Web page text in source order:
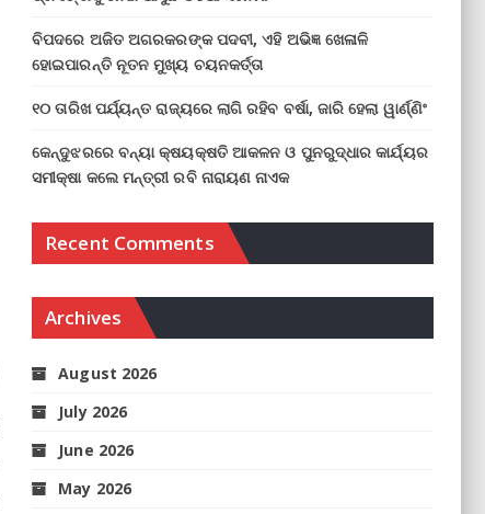
ବିପଦରେ ଅଜିତ ଅଗରକରଙ୍କ ପଦବୀ, ଏହି ଅଭିଜ୍ଞ ଖେଳାଳି
ହୋଇପାରନ୍ତି ନୂତନ ମୁଖ୍ୟ ଚୟନକର୍ତ୍ତା
୧୦ ତାରିଖ ପର୍ଯ୍ୟନ୍ତ ରାଜ୍ୟରେ ଲାଗି ରହିବ ବର୍ଷା, ଜାରି ହେଲା ୱାର୍ଣ୍ଣିଂ
କେନ୍ଦୁଝରରେ ବନ୍ୟା କ୍ଷୟକ୍ଷତି ଆକଳନ ଓ ପୁନରୁଦ୍ଧାର କାର୍ଯ୍ୟର
ସମୀକ୍ଷା କଲେ ମନ୍ତ୍ରୀ ରବି ନାରାୟଣ ନାଏକ
Recent Comments
Archives
August 2026
July 2026
June 2026
May 2026